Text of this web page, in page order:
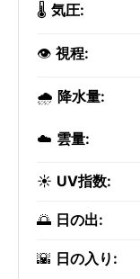
🌡️ 気圧:
👁️ 視程:
🌧️ 降水量:
☁️ 雲量:
☀️ UV指数:
🌅 日の出:
🌇 日の入り: